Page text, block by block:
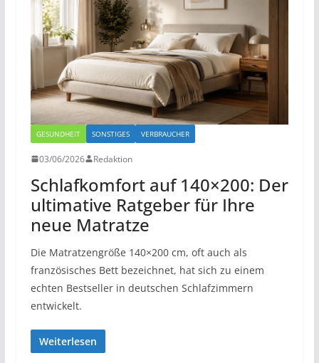
GESUNDHEIT SONSTIGES VERBRAUCHER
03/06/2026 Redaktion
Schlafkomfort auf 140×200: Der
ultimative Ratgeber für Ihre
neue Matratze
Die Matratzengröße 140×200 cm, oft auch als
französisches Bett bezeichnet, hat sich zu einem
echten Bestseller in deutschen Schlafzimmern
entwickelt.
Weiterlesen